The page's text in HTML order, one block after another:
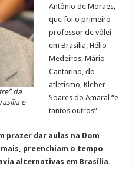
da
e
Antônio de Moraes,
que foi o primeiro
professor de vôlei
em Brasília, Hélio
Medeiros, Mário
Cantarino, do
atletismo, Kleber
Soares do Amaral “e
tantos outros”…
prazer dar aulas na Dom
preenchiam o tempo
alternativas em Brasília.